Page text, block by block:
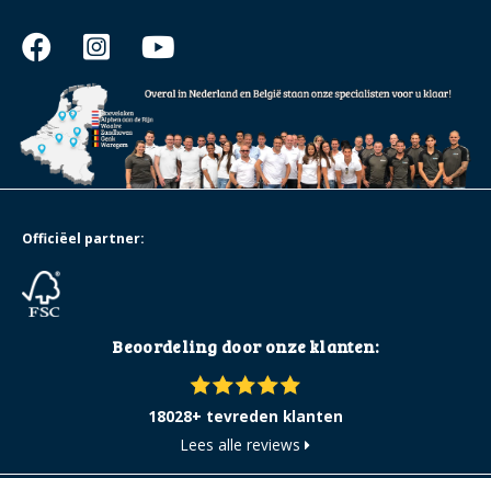
Beoordeling door onze klanten:
18028+ tevreden klanten
Lees alle reviews
Officiëel partner: